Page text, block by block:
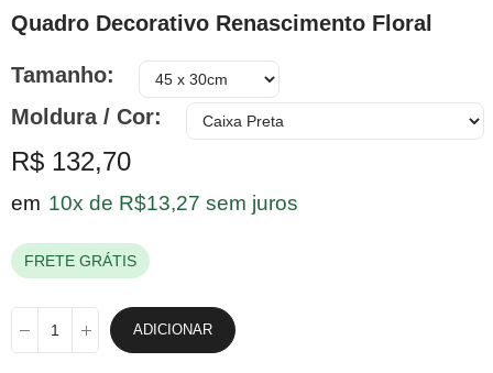
Quadro Decorativo Renascimento Floral
Tamanho
Moldura / Cor
R$ 132,70
em 10x de R$13,27 sem juros
FRETE GRÁTIS
ADICIONAR